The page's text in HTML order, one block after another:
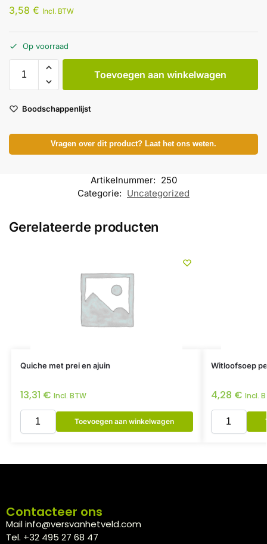
3,58 € Incl. BTW
Op voorraad
Toevoegen aan winkelwagen
Boodschappenlijst
Vragen over dit product? Laat het ons weten.
Artikelnummer: 250
Categorie: Uncategorized
Gerelateerde producten
Quiche met prei en ajuin
13,31 € Incl. BTW
Toevoegen aan winkelwagen
Witloofsoep
4,28 € Incl.
Contacteer ons
Mail info@versvanhetveld.com
Tel. +32 495 27 68 47